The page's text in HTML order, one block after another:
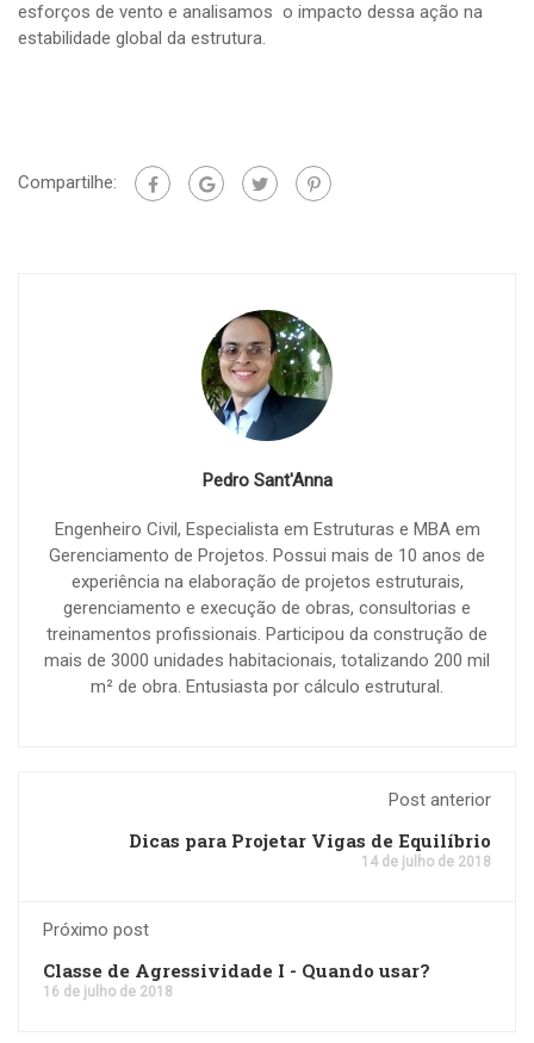
esforços de vento e analisamos o impacto dessa ação na
estabilidade global da estrutura.
Compartilhe:
Pedro Sant'Anna
Engenheiro Civil, Especialista em Estruturas e MBA em
Gerenciamento de Projetos. Possui mais de 10 anos de
experiência na elaboração de projetos estruturais,
gerenciamento e execução de obras, consultorias e
treinamentos profissionais. Participou da construção de
mais de 3000 unidades habitacionais, totalizando 200 mil
m² de obra. Entusiasta por cálculo estrutural.
Post anterior
Dicas para Projetar Vigas de Equilíbrio
14 de julho de 2018
Próximo post
Classe de Agressividade I - Quando usar?
16 de julho de 2018